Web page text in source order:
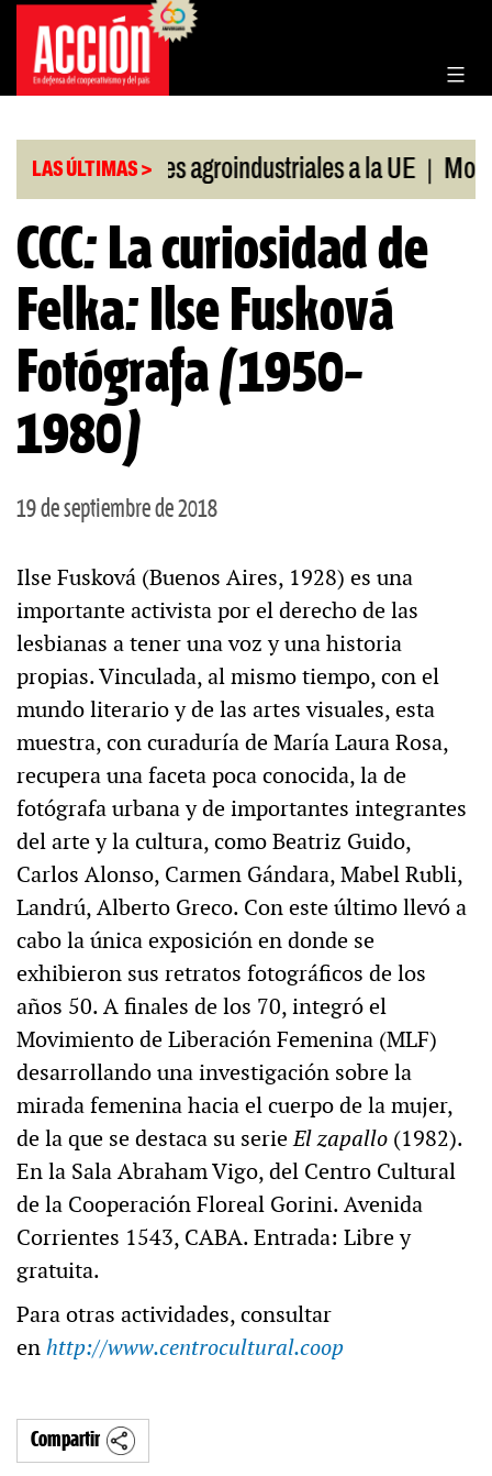
Saltar
contenido
LAS ÚLTIMAS >
Exportaciones agroindustriales a la UE |
CCC: La curiosidad de
Felka: Ilse Fusková
Fotógrafa (1950-
1980)
19 de septiembre de 2018
Ilse Fusková (Buenos Aires, 1928) es una
importante activista por el derecho de las
lesbianas a tener una voz y una historia
propias. Vinculada, al mismo tiempo, con el
mundo literario y de las artes visuales, esta
muestra, con curaduría de María Laura Rosa,
recupera una faceta poca conocida, la de
fotógrafa urbana y de importantes integrantes
del arte y la cultura, como Beatriz Guido,
Carlos Alonso, Carmen Gándara, Mabel Rubli,
Landrú, Alberto Greco. Con este último llevó a
cabo la única exposición en donde se
exhibieron sus retratos fotográficos de los
años 50. A finales de los 70, integró el
Movimiento de Liberación Femenina (MLF)
desarrollando una investigación sobre la
mirada femenina hacia el cuerpo de la mujer,
de la que se destaca su serieEl zapallo (1982).
En la Sala Abraham Vigo, del Centro Cultural
de la Cooperación Floreal Gorini. Avenida
Corrientes 1543, CABA. Entrada: Libre y
gratuita.
Para otras actividades, consultar
enhttp://www.centrocultural.coop
Compartir